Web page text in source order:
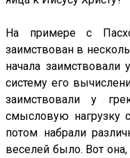
На примере с
заимствован в
начала заимствовали
систему его
заимствовали у
смысловую нагрузку
потом набрали
веселей было. Вот она,